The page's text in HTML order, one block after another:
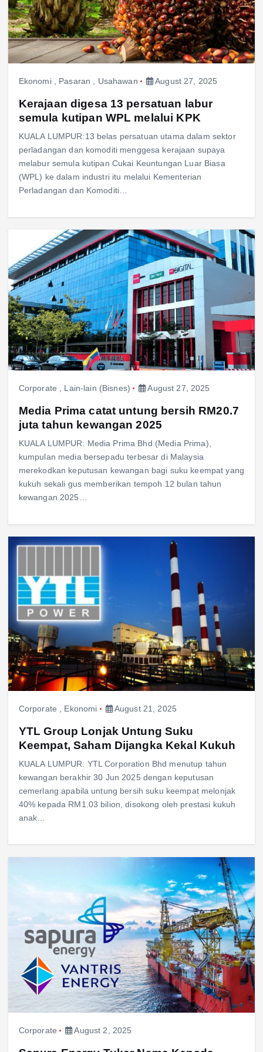
Ekonomi, Pasaran , Usahawan August 27, 2025
Kerajaan digesa 13 persatuan labur
semula kutipan WPL melalui KPK
KUALA LUMPUR:13 belas persatuan utama dalam sektor
perladangan dan komoditi menggesa kerajaan supaya
melabur semula kutipan Cukai Keuntungan Luar Biasa
(WPL) ke dalam industri itu melalui Kementerian
Perladangan dan Komoditi…
Corporate , Lain-lain (Bisnes) August 27, 2025
Media Prima catat untung bersih RM20.7
juta tahun kewangan 2025
KUALA LUMPUR: Media Prima Bhd (Media Prima),
kumpulan media bersepadu terbesar di Malaysia
merekodkan keputusan kewangan bagi suku keempat yang
kukuh sekali gus memberikan tempoh 12 bulan tahun
kewangan 2025…
Corporate Ekonomi August 21, 2025
YTL Group Lonjak Untung Suku
Keempat, Saham Dijangka Kekal Kukuh
KUALA LUMPUR: YTL Corporation Bhd menutup tahun
kewangan berakhir 30 Jun 2025 dengan keputusan
cemerlang apabila untung bersih suku keempat melonjak
40% kepada RM1.03 bilion, disokong oleh prestasi kukuh
anak…
Corporate August 2, 2025